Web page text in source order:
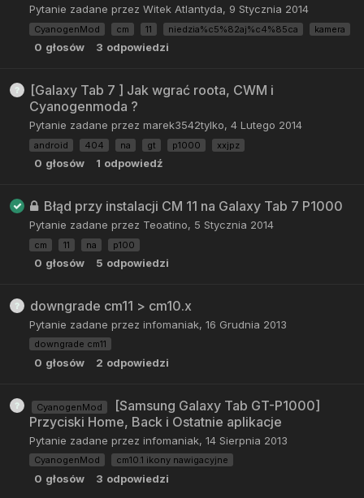
Pytanie zadane przez Witek Atlantyda, 9 Stycznia 2014
CyanogenMod cm 11 niedzia%c5%82aj%c4%85ca kamera
0 głosów 3 odpowiedzi
[Galaxy Tab 7 ] Jak wgrać roota, CWM i
Cyanogenmoda ?
Pytanie zadane przez marek3542tylko, 4 Lutego 2014
android 404 na gt p1000 xxjpz
0 głosów 1 odpowiedź
Błąd przy instalacji CM 11 na Galaxy Tab 7 P1000
Pytanie zadane przez Teoatino, 5 Stycznia 2014
cm 11 na p100
0 głosów 5 odpowiedzi
downgrade cm11 > cm10.x
Pytanie zadane przez infomaniak, 16 Grudnia 2013
downgrade cm11
0 głosów 2 odpowiedzi
CyanogenMod
[Samsung Galaxy Tab GT-P1000]
Przyciski Home, Back i Ostatnie aplikacje
Pytanie zadane przez infomaniak, 14 Sierpnia 2013
CyanogenMod cm10.1 ikony nawigacyjne
0 głosów 3 odpowiedzi